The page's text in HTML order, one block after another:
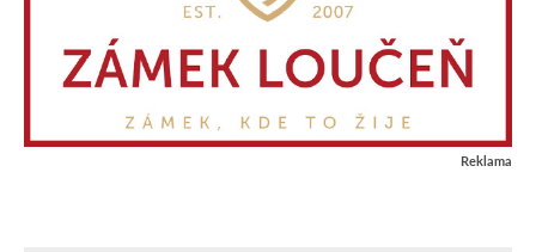
Reklama